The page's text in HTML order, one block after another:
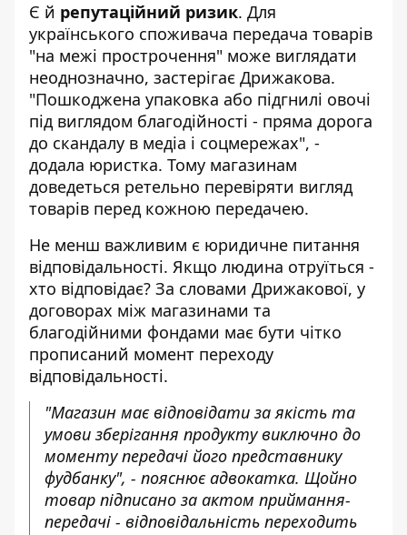
Є й репутаційний ризик. Для
українського споживача передача товарів
"на межі прострочення" може виглядати
неоднозначно, застерігає Дрижакова.
"Пошкоджена упаковка або підгнилі овочі
під виглядом благодійності - пряма дорога
до скандалу в медіа і соцмережах", -
додала юристка. Тому магазинам
доведеться ретельно перевіряти вигляд
товарів перед кожною передачею.
Не менш важливим є юридичне питання
відповідальності. Якщо людина отруїться -
хто відповідає? За словами Дрижакової, у
договорах між магазинами та
благодійними фондами має бути чітко
прописаний момент переходу
відповідальності.
"Магазин має відповідати за якість та
умови зберігання продукту виключно до
моменту передачі його представнику
фудбанку", - пояснює адвокатка. Щойно
товар підписано за актом приймання-
передачі - відповідальність переходить